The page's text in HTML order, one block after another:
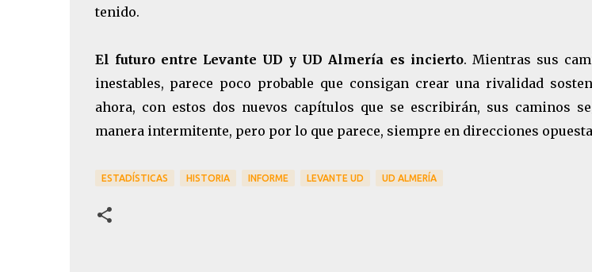
tenido.
El futuro entre Levante UD y UD Almería es incierto. Mientras sus
inestables, parece poco probable que consigan crear una rivalidad
ahora, con estos dos nuevos capítulos que se escribirán, sus caminos
manera intermitente, pero por lo que parece, siempre en direcciones
ESTADÍSTICAS HISTORIA INFORME LEVANTE UD UD ALMERÍA